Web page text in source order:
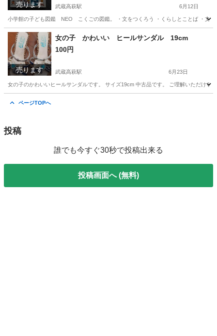
売ります 武蔵高萩駅 6月12日
小学館の子ども図鑑 NEO こくごの図鑑。 ・文をつくろう ・くらしとことば ・文字
埼玉 日高市 武蔵高萩駅
売ります
女の子 かわいい ヒールサンダル 19cm
100円
武蔵高萩駅 6月23日
女の子のかわいいヒールサンダルです。 サイズ19cm 中古品です。 ご理解いただける
ページTOPへ
投稿
誰でも今すぐ30秒で投稿出来る
投稿画面へ (無料)